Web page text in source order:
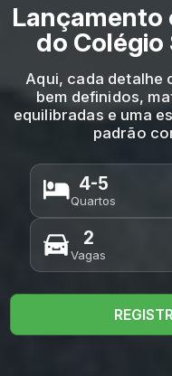
Lançamento
do
Aqui, cada detalhe
bem definidos,
equilibradas e uma
padrão
4-5
Quartos
2
Vagas